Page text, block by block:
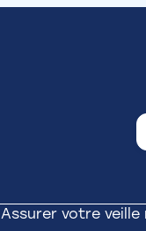
Assurer votre